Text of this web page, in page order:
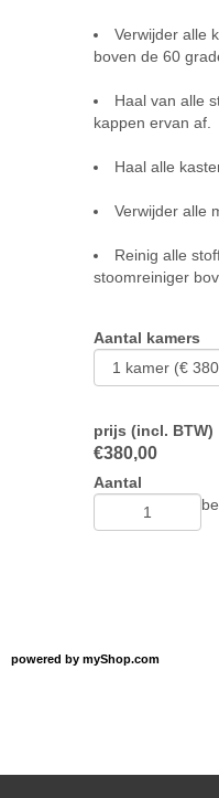
Verwijder alle
boven de 60
Haal van alle
kappen ervan af.
Haal alle
Verwijder alle
Reinig alle
stoomreiniger
Aantal kamers
prijs (incl. BTW)
€380,00
Aantal
powered by myShop.com